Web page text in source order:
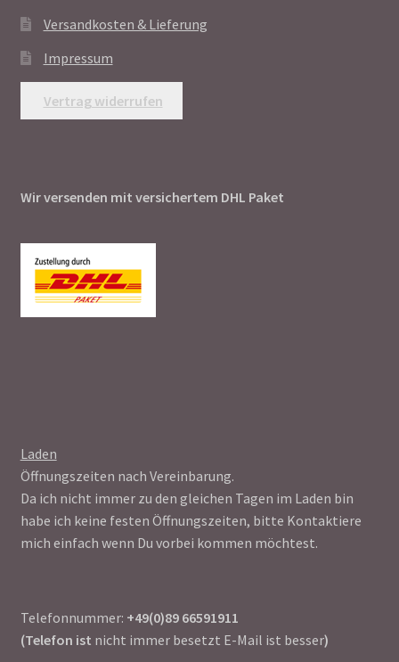
Versandkosten & Lieferung
Impressum
Vertrag widerrufen
Wir versenden mit versichertem DHL Paket
Laden
Öffnungszeiten nach Vereinbarung.
Da ich nicht immer zu den gleichen Tagen im Laden bin
habe ich keine festen Öffnungszeiten, bitte Kontaktiere
mich einfach wenn Du vorbei kommen möchtest.
Telefonnummer: +49(0)89 66591911
(Telefon ist nicht immer besetzt E-Mail ist besser)